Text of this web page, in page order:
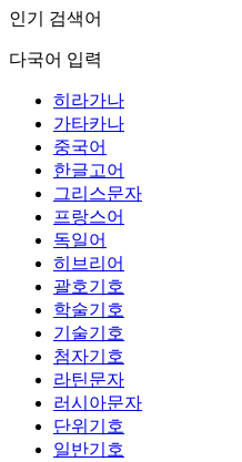
인기 검색어
다국어 입력
히라가나
가타카나
중국어
한글고어
그리스문자
프랑스어
독일어
히브리어
괄호기호
학술기호
기술기호
첨자기호
라틴문자
러시아문자
단위기호
일반기호